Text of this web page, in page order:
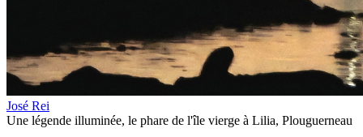
José Rei
Une légende illuminée, le phare de l'île vierge à Lilia, Plouguerneau